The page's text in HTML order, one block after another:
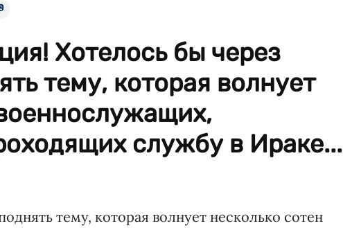
Хотелось бы через
тему, которая волнует
службу в Ираке...
тему, которая волнует несколько сотен